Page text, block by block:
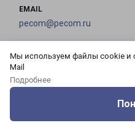
Мы используем файлы cookie и
Mail
Подробнее
EMAIL
pecom@pecom.ru